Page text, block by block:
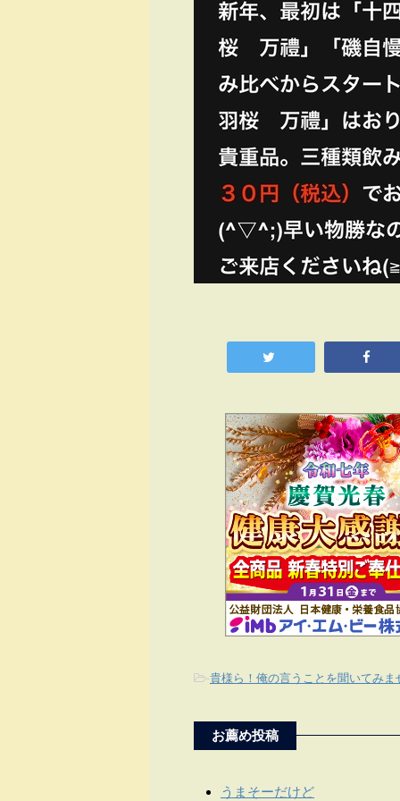
-貴様ら！俺の言うことを聞いてみま
お薦め投稿
うまそーだけど